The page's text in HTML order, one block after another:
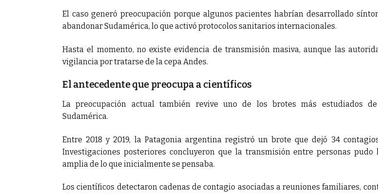
El caso generó preocupación porque algunos pacientes habrían desarrollado
abandonar Sudamérica, lo que activó protocolos sanitarios internacionales.
Hasta el momento, no existe evidencia de transmisión masiva, aunque las
vigilancia por tratarse de la cepa Andes.
El antecedente que preocupa a científicos
La preocupación actual también revive uno de los brotes más estudiados
Sudamérica.
Entre 2018 y 2019, la Patagonia argentina registró un brote que dejó 34
Investigaciones posteriores concluyeron que la transmisión entre personas pudo
amplia de lo que inicialmente se pensaba.
Los científicos detectaron cadenas de contagio asociadas a reuniones familiares,